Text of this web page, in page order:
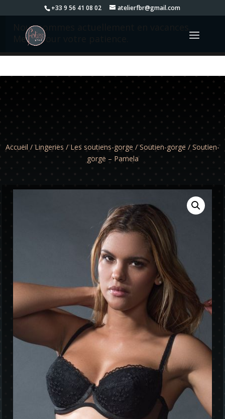
+33 9 56 41 08 02 atelierfbr@gmail.com
Nous sommes actuellement en vacances.
Merci pour votre patience.
Accueil / Lingeries / Les soutiens-gorge / Soutien-gorge / Soutien-
gorge – Pamela